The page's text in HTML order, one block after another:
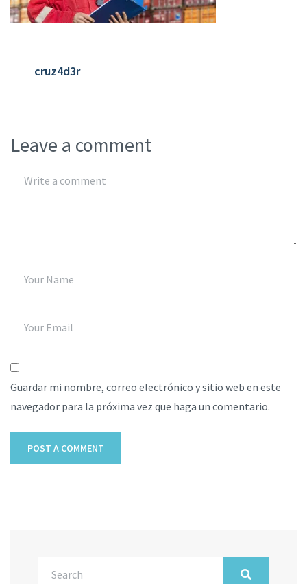
cruz4d3r
Leave a comment
Guardar mi nombre, correo electrónico y sitio web en este
navegador para la próxima vez que haga un comentario.